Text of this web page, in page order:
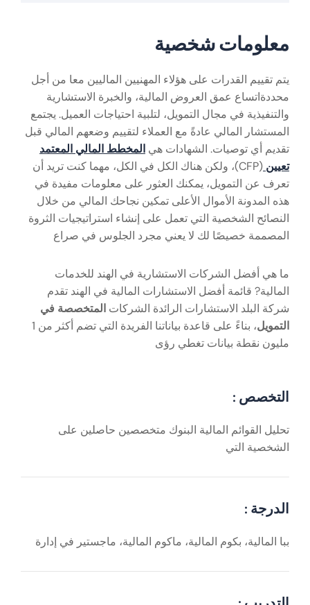
معلومات شخصية
يتم تقييم القدرات على هؤلاء المهنيين الماليين معا من أجل
محددةاتساع عمق العروض المالية، والخبرة الاستشارية
والتنفيذية في مجال التمويل، لتلبية احتياجات العميل. يجتمع
المستشار المالي عادةً مع العملاء لتقييم وضعهم المالي قبل
تقديم أي توصيات. الشهادات هي المخطط المالي المعتمد
تعيين
(CFP)، ولكن هناك الكل في الكل، مهما كنت تريد أن
تعرف عن التمويل، يمكنك العثور على معلومات مفيدة في
هذه المدونة الأموال الأعلى تمكين نجاحك المالي من خلال
النصائح الشخصية التي تعمل على إنشاء استراتيجيات الثروة
المصممة خصيصًا لك لا يعني مجرد الجلوس في صراع
ما هي أفضل الشركات الاستشارية في الهند للخدمات
المالية? قائمة أفضل الاستشارات المالية في الهند تقدم
شركة البلد الاستشارات الرائدة الشركات المتخصصة في
التمويل
، بناءً على قاعدة بياناتنا الفريدة التي تضم أكثر من 1
مليون نقطة بيانات تغطي رؤى
التخصص :
تحليل القوائم المالية البنوك متخصصين حاصلين على
الشخصية التي
الدرجة :
ببا المالية، بكوم المالية، ماكوم المالية، ماجستير في إدارة